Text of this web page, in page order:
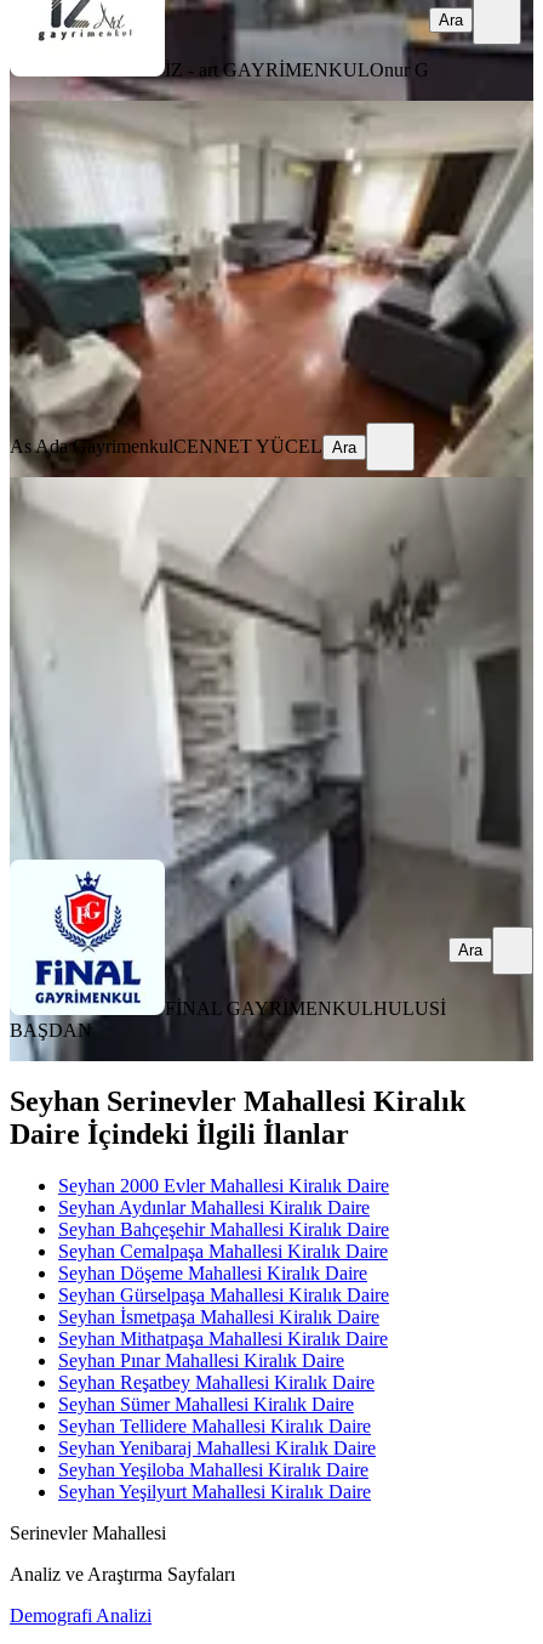
İZ - art GAYRİMENKULOnur G
Ara
Barajyolu Bulvar Üzerinde 3+1 Full
Eşyalı Kiralık Daire✅️
Seyhan, Yenibaraj Mahallesi
3+1·150 m²·3. Kat·03.08.2026
35.000 ₺
As Ada Gayrimenkul CENNET YÜCEL
Ara
As Ada GayrimenkulCENNET YÜCEL Ara
YENİ
Mavi Bulvar Ceylan Market Civarı
Masrafsız Daire
Seyhan, Yeşilyurt Mahallesi
3+1 · 145 m² 2. Kat· 03.08.2026
23.000 ₺
FİNAL GAYRİMENKULHULUSİ BAŞDAN
Ara
FİNAL GAYRİMENKULHULUSİ
BAŞDAN
Ara
Seyhan Serinevler Mahallesi Kiralık
Daire İçindeki İlgili İlanlar
Seyhan 2000 Evler Mahallesi Kiralık Daire
Seyhan Aydınlar Mahallesi Kiralık Daire
Seyhan Bahçeşehir Mahallesi Kiralık Daire
Seyhan Cemalpaşa Mahallesi Kiralık Daire
Seyhan Döşeme Mahallesi Kiralık Daire
Seyhan Gürselpaşa Mahallesi Kiralık Daire
Seyhan İsmetpaşa Mahallesi Kiralık Daire
Seyhan Mithatpaşa Mahallesi Kiralık Daire
Seyhan Pınar Mahallesi Kiralık Daire
Seyhan Reşatbey Mahallesi Kiralık Daire
Seyhan Sümer Mahallesi Kiralık Daire
Seyhan Tellidere Mahallesi Kiralık Daire
Seyhan Yenibaraj Mahallesi Kiralık Daire
Seyhan Yeşiloba Mahallesi Kiralık Daire
Seyhan Yeşilyurt Mahallesi Kiralık Daire
Serinevler Mahallesi
Analiz ve Araştırma Sayfaları
Demografi Analizi